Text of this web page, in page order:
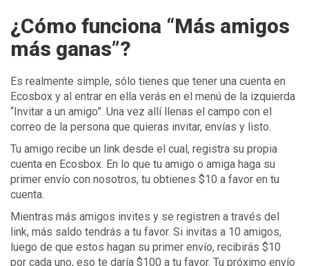
¿Cómo funciona “Más amigos
más ganas”?
Es realmente simple, sólo tienes que tener una cuenta en
Ecosbox y al entrar en ella verás en el menú de la izquierda
“Invitar a un amigo”. Una vez allí llenas el campo con el
correo de la persona que quieras invitar, envías y listo.
Tu amigo recibe un link desde el cual, registra su propia
cuenta en Ecosbox. En lo que tu amigo o amiga haga su
primer envío con nosotros, tu obtienes $10 a favor en tu
cuenta.
Mientras más amigos invites y se registren a través del
link, más saldo tendrás a tu favor. Si invitas a 10 amigos,
luego de que estos hagan su primer envío, recibirás $10
por cada uno, eso te daría $100 a tu favor. Tu próximo envío